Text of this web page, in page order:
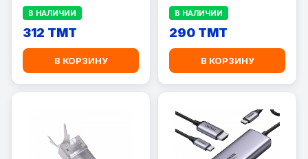
В НАЛИЧИИ
312 TMT
В КОРЗИНУ
В НАЛИЧИИ
290 TMT
В КОРЗИНУ